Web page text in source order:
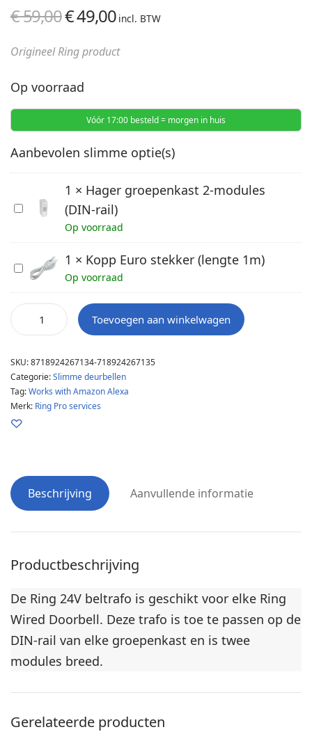
€59,00Oorspronkelijke
€ 59,00.
€49,00Huidige
€ 49,00.
incl. BTW
Origineel Ring product
Op voorraad
Vóór 17:00 besteld = morgen in huis
Aanbevolen slimme optie(s)
H
g
r
g
p
e
n
k
a
2
-
o
u
e
s
(
D
N
r
1 × Hager groepenkast 2-modules
(DIN-rail)
Op voorraad
K
r
o
s
t
k
r
e
g
t
1
m
1 × Kopp Euro stekker (lengte 1m)
Op voorraad
Toevoegen aan winkelwagen
SKU:8718924267134-718924267135
Categorie:Slimme deurbellen
Tag:Works with Amazon Alexa
Merk: Ring Pro services
Beschrijving Aanvullende informatie
Productbeschrijving
De Ring 24V beltrafo is geschikt voor elke Ring
Wired Doorbell. Deze trafo is toe te passen op de
DIN-rail van elke groepenkast en is twee
modules breed.
Gerelateerde producten